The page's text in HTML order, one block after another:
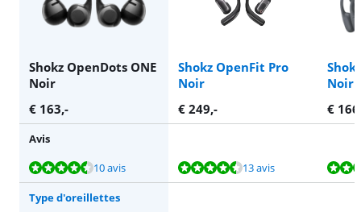
Shokz OpenDots ONE
Noir
Shokz OpenFit Pro
Noir
Noir
€ 163,- € 249,- € 166
Avis
La note est de 9,3 sur 10, basée sur 10 avis.
10 avis
La note est de 9,1 sur 10, basée sur 13 avis. 13 avis
La note est de 9,0 sur 10, basée sur 80 avis.
La note est de 9,3 sur 10, basée sur 12 avis.
La note est de 9,7 sur 10, basée sur 9 avis.
Type d'oreillettes